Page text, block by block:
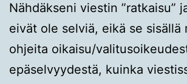
Nähdäkseni viestin ”ratkaisu”
eivät ole selviä, eikä se sisällä
ohjeita oikaisu/
epäselvyydestä, kuinka